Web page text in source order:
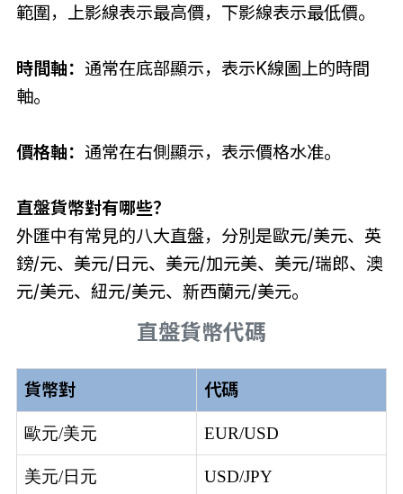
範圍，上影線表示最高價，下影線表示最低價。
時間軸： 通常在底部顯示，表示K線圖上的時間
軸。
價格軸： 通常在右側顯示，表示價格水准。
直盤貨幣對有哪些？
外匯中有常見的八大直盤，分別是歐元/美元、英
鎊/元、美元/日元、美元/加元美、美元/瑞郎、澳
元/美元、紐元/美元、新西蘭元/美元。
直盤貨幣代碼
貨幣對 代碼
歐元/美元 EUR/USD
美元/日元 USD/JPY